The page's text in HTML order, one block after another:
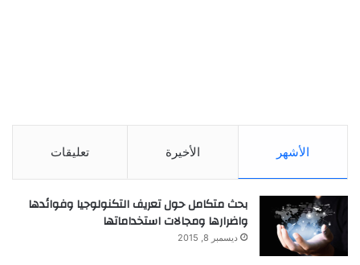
الأشهر الأخيرة تعليقات
بحث متكامل حول تعريف التكنولوجيا وفوائدها
واضرارها ومجالات استخداماتها
ديسمبر 8, 2015